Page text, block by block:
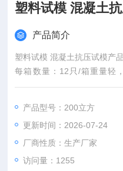
塑料试模 混凝土
产品简介
塑料试模 混凝土抗压试模产
每箱数量：12只/箱重量轻
倍，降低了人工的工作强度。
产品型号：200立方
更新时间：2026-07-24
厂商性质：生产厂家
访问量：1255